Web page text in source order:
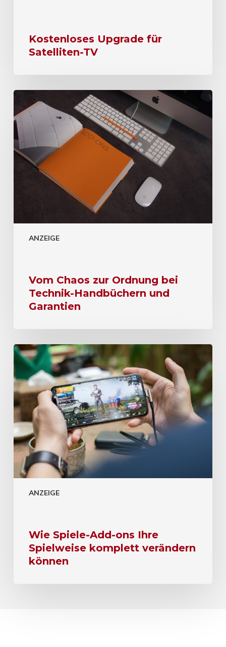
Kostenloses Upgrade für
Satelliten-TV
ANZEIGE
Vom Chaos zur Ordnung bei
Technik-Handbüchern und
Garantien
ANZEIGE
Wie Spiele-Add-ons Ihre
Spielweise komplett verändern
können